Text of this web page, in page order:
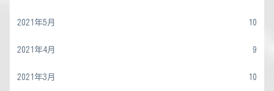
2021年5月 10
2021年4月 9
2021年3月 10